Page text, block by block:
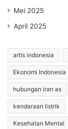
Mei 2025
April 2025
artis indonesia
Ekonomi Indonesia
hubungan iran as
kendaraan listrik
Kesehatan Mental